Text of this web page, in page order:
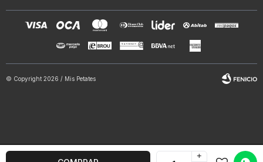
+
© Copyright 2026 / Mis Petates
Fenicio